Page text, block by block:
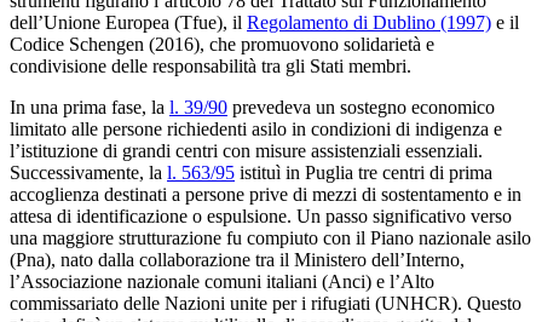
dell’Unione Europea (Tfue), il Regolamento di Dublino (1997) e il
Codice Schengen (2016), che promuovono solidarietà e
condivisione delle responsabilità tra gli Stati membri.
In una prima fase, la l. 39/90 prevedeva un sostegno economico
limitato alle persone richiedenti asilo in condizioni di indigenza e
l’istituzione di grandi centri con misure assistenziali essenziali.
Successivamente, la l. 563/95 istituì in Puglia tre centri di prima
accoglienza destinati a persone prive di mezzi di sostentamento e in
attesa di identificazione o espulsione. Un passo significativo verso
una maggiore strutturazione fu compiuto con il Piano nazionale asilo
(Pna), nato dalla collaborazione tra il Ministero dell’Interno,
l’Associazione nazionale comuni italiani (Anci) e l’Alto
commissariato delle Nazioni unite per i rifugiati (UNHCR). Questo